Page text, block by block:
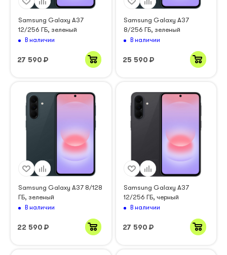
Samsung Galaxy A37
12/256 ГБ, зеленый
В наличии
27 590 ₽
Samsung Galaxy A37
8/256 ГБ, зеленый
В наличии
25 590 ₽
Samsung Galaxy A37 8/128
ГБ, зеленый
В наличии
22 590 ₽
Samsung Galaxy A37
12/256 ГБ, черный
В наличии
27 590 ₽